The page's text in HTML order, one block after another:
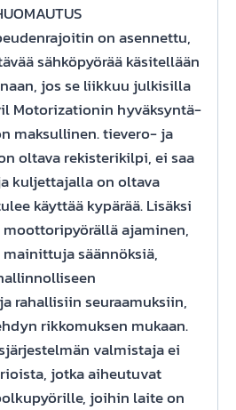
on asennettu,
sähköpyörää käsitellään
jos se liikkuu julkisilla
Motorizationin hyväksyntä-
maksullinen. tievero- ja
oltava rekisterikilpi, ei saa
kuljettajalla on oltava
käyttää kypärää. Lisäksi
ajaminen,
säännöksiä,
rahallisiin seuraamuksiin,
rikkomuksen mukaan.
valmistaja ei
jotka aiheutuvat
joihin laite on